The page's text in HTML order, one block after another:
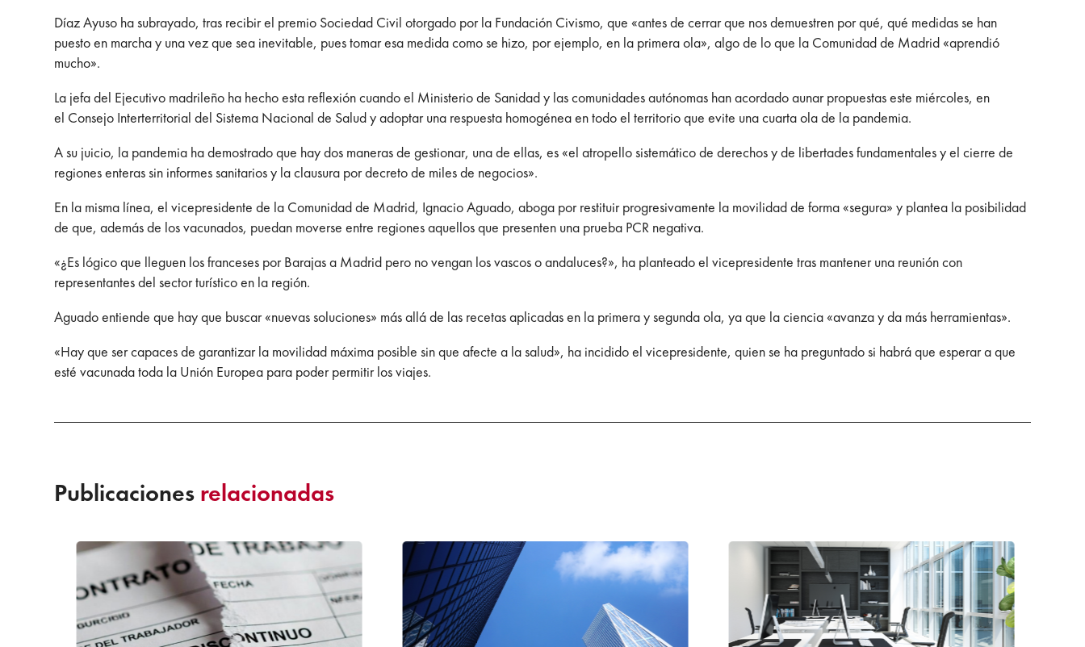
Díaz Ayuso ha subrayado, tras recibir el premio Sociedad Civil otorgado por la Fundación Civismo, que «antes de cerrar que nos demuestren por qué, qué medidas se han
puesto en marcha y una vez que sea inevitable, pues tomar esa medida como se hizo, por ejemplo, en la primera ola», algo de lo que la Comunidad de Madrid «aprendió
mucho».
La jefa del Ejecutivo madrileño ha hecho esta reflexión cuando el Ministerio de Sanidad y las comunidades autónomas han acordadoaunar propuestas este miércoles, en
el Consejo Interterritorial del Sistema Nacional de Salud y adoptar una respuesta homogénea en todo el territorio que evite una cuarta ola de la pandemia.
A su juicio, la pandemia ha demostrado que hay dos maneras de gestionar, una de ellas, es «el atropello sistemático de derechos y de libertades fundamentales y el cierre de
regiones enteras sin informes sanitarios y la clausura por decreto de miles de negocios».
En la misma línea, el vicepresidente de la Comunidad de Madrid, Ignacio Aguado, aboga por restituir progresivamente la movilidad de forma «segura» y plantea la posibilidad
de que, además de los vacunados, puedan moverse entre regiones aquellos que presenten una prueba PCR negativa.
«¿Es lógico que lleguen los franceses por Barajas a Madrid pero no vengan los vascos o andaluces?», ha planteado el vicepresidente tras mantener una reunión con
representantes del sector turístico en la región.
Aguado entiende que hay que buscar «nuevas soluciones» más allá de las recetas aplicadas en la primera y segunda ola, ya que la ciencia «avanza y da más herramientas».
«Hay que ser capaces de garantizar la movilidad máxima posible sin que afecte a la salud», ha incidido el vicepresidente, quien se ha preguntado si habrá que esperar a que
esté vacunada toda la Unión Europea para poder permitir los viajes.
Publicaciones relacionadas